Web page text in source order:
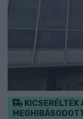
KICSERÉLTÉK